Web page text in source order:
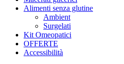
Alimenti senza glutine
Ambient
Surgelati
Kit Omeopatici
OFFERTE
Accessibilità